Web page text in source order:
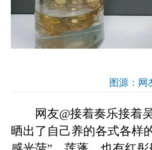
图源：网
网友@接着奏乐接着
晒出了自己养的各式各样